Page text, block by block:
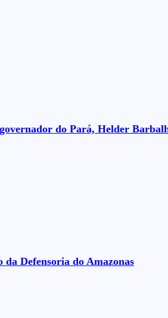
do Pará, Helder
Defensoria do Amazonas